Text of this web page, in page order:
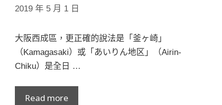
2019 年 5 月 1 日
大阪西成區，更正確的說法是「釜ヶ崎」
（Kamagasaki）或「あいりん地区」（Airin-
Chiku）是全日 …
Read more